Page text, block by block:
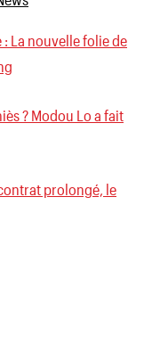
La nouvelle folie de
? Modou Lo a fait
prolongé, le